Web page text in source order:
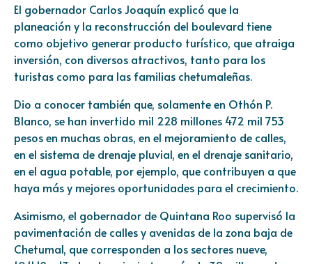
El gobernador Carlos Joaquín explicó que la
planeación y la reconstrucción del boulevard tiene
como objetivo generar producto turístico, que atraiga
inversión, con diversos atractivos, tanto para los
turistas como para las familias chetumaleñas.
Dio a conocer también que, solamente en Othón P.
Blanco, se han invertido mil 228 millones 472 mil 753
pesos en muchas obras, en el mejoramiento de calles,
en el sistema de drenaje pluvial, en el drenaje sanitario,
en el agua potable, por ejemplo, que contribuyen a que
haya más y mejores oportunidades para el crecimiento.
Asimismo, el gobernador de Quintana Roo supervisó la
pavimentación de calles y avenidas de la zona baja de
Chetumal, que corresponden a los sectores nueve,